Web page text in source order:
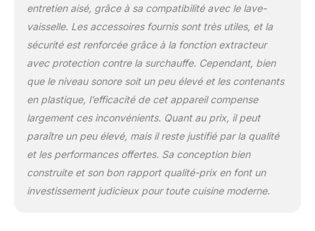
facile à utiliser. [BLENDER
1,8L] Réalisez des
purées, des boissons
glacées, des smoothie
ou encore des lait
végétaux. [BOL
MULTIFONCTION 1,8L]
à la base, puis choisissez
entre le disque à
trancher/râper, le
couteau ou encore le
se rangent à l'intérieur du
entretien aisé, grâce à sa compatibilité avec le lave-
vaisselle. Les accessoires fournis sont très utiles, et la
sécurité est renforcée grâce à la fonction extracteur
avec protection contre la surchauffe. Cependant, bien
que le niveau sonore soit un peu élevé et les contenants
en plastique, l’efficacité de cet appareil compense
largement ces inconvénients. Quant au prix, il peut
paraître un peu élevé, mais il reste justifié par la qualité
et les performances offertes. Sa conception bien
construite et son bon rapport qualité-prix en font un
investissement judicieux pour toute cuisine moderne.